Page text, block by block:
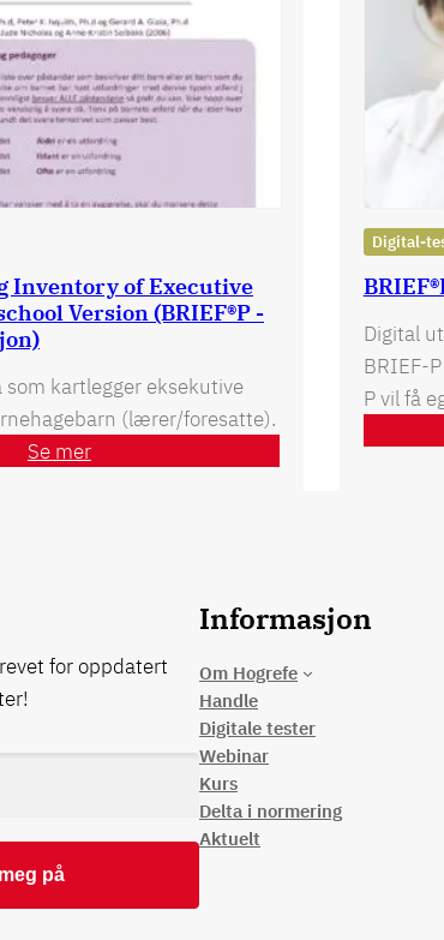
Inventory of Executive
Version (BRIEF®P -
kartlegger eksekutive
(lærer/foresatte).
Se mer
Digital-
Digital
BRIEF-
P vil få
for oppdatert
Informasjon
Om Hogrefe
Handle
Digitale tester
Webinar
Kurs
Delta i normering
Aktuelt